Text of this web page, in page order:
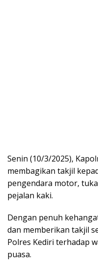
Senin (10/3/2025),
membagikan takjil
pengendara motor,
pejalan kaki.
Dengan penuh
dan memberikan takjil
Polres Kediri terhadap
puasa.